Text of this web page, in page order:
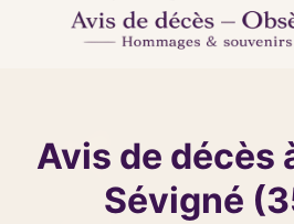
Avis de décès
Sévigné